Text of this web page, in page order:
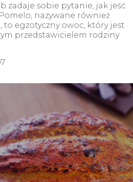
zadaje sobie pytanie, jak jeść
nazywane również
to egzotyczny owoc, który jest
przedstawicielem rodziny